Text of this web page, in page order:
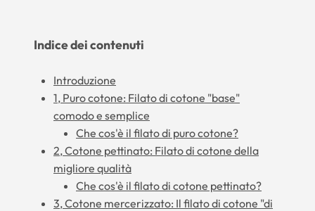
Indice dei contenuti
Introduzione
1, Puro cotone: Filato di cotone "base"
comodo e semplice
Che cos'è il filato di puro cotone?
2, Cotone pettinato: Filato di cotone della
migliore qualità
Che cos'è il filato di cotone pettinato?
3, Cotone mercerizzato: Il filato di cotone "di